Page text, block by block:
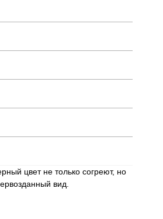
цвет не только согреют, но
вид.